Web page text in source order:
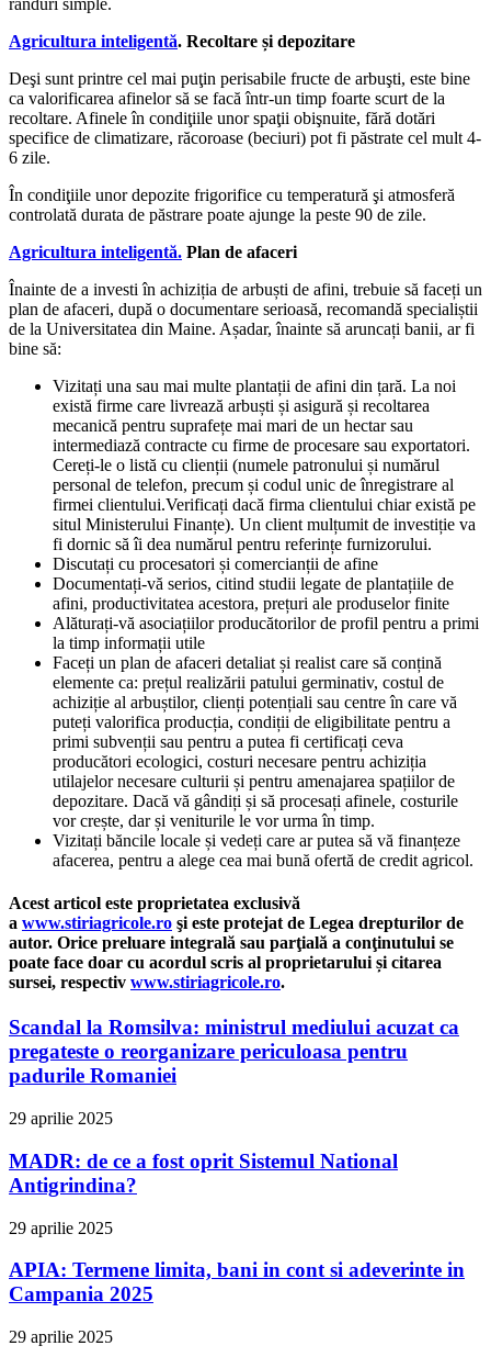
Agricultura inteligentă. Recoltare și depozitare
Deşi sunt printre cel mai puţin perisabile fructe de arbuşti, este bine
ca valorificarea afinelor să se facă într-un timp foarte scurt de la
recoltare. Afinele în condiţiile unor spaţii obişnuite, fără dotări
specifice de climatizare, răcoroase (beciuri) pot fi păstrate cel mult 4-
6 zile.
În condiţiile unor depozite frigorifice cu temperatură şi atmosferă
controlată durata de păstrare poate ajunge la peste 90 de zile.
Agricultura inteligentă. Plan de afaceri
Înainte de a investi în achiziția de arbuști de afini, trebuie să faceți un
plan de afaceri, după o documentare serioasă, recomandă specialiștii
de la Universitatea din Maine. Așadar, înainte să aruncați banii, ar fi
bine să:
Vizitați una sau mai multe plantații de afini din țară. La noi
există firme care livrează arbuști și asigură și recoltarea
mecanică pentru suprafețe mai mari de un hectar sau
intermediază contracte cu firme de procesare sau exportatori.
Cereți-le o listă cu clienții (numele patronului și numărul
personal de telefon, precum și codul unic de înregistrare al
firmei clientului.Verificați dacă firma clientului chiar există pe
situl Ministerului Finanțe). Un client mulțumit de investiție va
fi dornic să îi dea numărul pentru referințe furnizorului.
Discutați cu procesatori și comercianții de afine
Documentați-vă serios, citind studii legate de plantațiile de
afini, productivitatea acestora, prețuri ale produselor finite
Alăturați-vă asociațiilor producătorilor de profil pentru a primi
la timp informații utile
Faceți un plan de afaceri detaliat și realist care să conțină
elemente ca: prețul realizării patului germinativ, costul de
achiziție al arbuștilor, clienți potențiali sau centre în care vă
puteți valorifica producția, condiții de eligibilitate pentru a
primi subvenții sau pentru a putea fi certificați ceva
producători ecologici, costuri necesare pentru achiziția
utilajelor necesare culturii și pentru amenajarea spațiilor de
depozitare. Dacă vă gândiți și să procesați afinele, costurile
vor crește, dar și veniturile le vor urma în timp.
Vizitați băncile locale și vedeți care ar putea să vă finanțeze
afacerea, pentru a alege cea mai bună ofertă de credit agricol.
Acest articol este proprietatea exclusivă
a www.stiriagricole.ro şi este protejat de Legea drepturilor de
autor. Orice preluare integrală sau parţială a conţinutului se
poate face doar cu acordul scris al proprietarului și citarea
sursei, respectiv www.stiriagricole.ro.
Scandal la Romsilva: ministrul mediului acuzat ca
pregateste o reorganizare periculoasa pentru
padurile Romaniei
29 aprilie 2025
MADR: de ce a fost oprit Sistemul National
Antigrindina?
29 aprilie 2025
APIA: Termene limita, bani in cont si adeverinte in
Campania 2025
29 aprilie 2025